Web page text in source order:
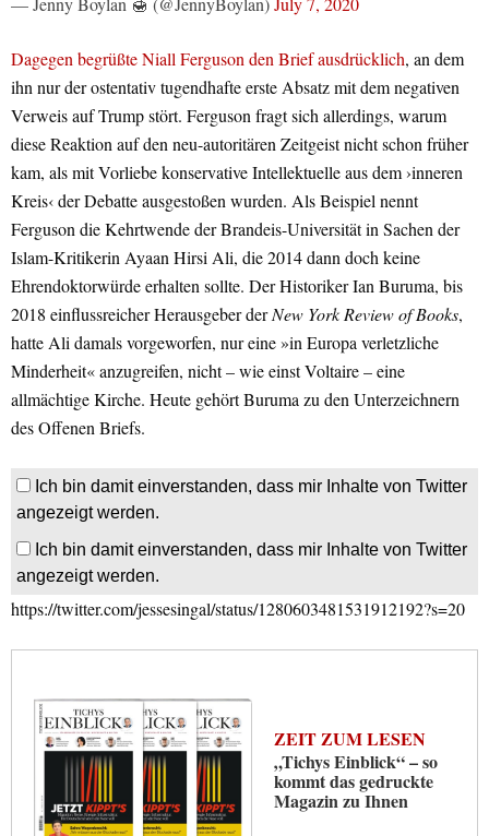
Dagegen begrüßte Niall Ferguson den Brief ausdrücklich, an dem
ihn nur der ostentativ tugendhafte erste Absatz mit dem negativen
Verweis auf Trump stört. Ferguson fragt sich allerdings, warum
diese Reaktion auf den neu-autoritären Zeitgeist nicht schon früher
kam, als mit Vorliebe konservative Intellektuelle aus dem ›inneren
Kreis‹ der Debatte ausgestoßen wurden. Als Beispiel nennt
Ferguson die Kehrtwende der Brandeis-Universität in Sachen der
Islam-Kritikerin Ayaan Hirsi Ali, die 2014 dann doch keine
Ehrendoktorwürde erhalten sollte. Der Historiker Ian Buruma, bis
2018 einflussreicher Herausgeber derNew York Review of Books,
hatte Ali damals vorgeworfen, nur eine »in Europa verletzliche
Minderheit« anzugreifen, nicht – wie einst Voltaire – eine
allmächtige Kirche. Heute gehört Buruma zu den Unterzeichnern
des Offenen Briefs.
Ich bin damit einverstanden, dass mir Inhalte von Twitter
angezeigt werden.
Ich bin damit einverstanden, dass mir Inhalte von Twitter
angezeigt werden.
https://twitter.com/jessesingal/status/1280603481531912192?s=20
ZEIT ZUM LESEN
„Tichys Einblick“ – so
kommt das gedruckte
Magazin zu Ihnen